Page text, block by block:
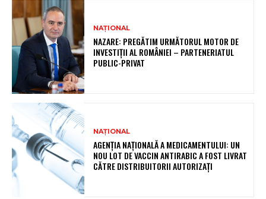
NAȚIONAL
NAZARE: PREGĂTIM URMĂTORUL MOTOR DE
INVESTIȚII AL ROMÂNIEI – PARTENERIATUL
PUBLIC-PRIVAT
NAȚIONAL
AGENȚIA NAȚIONALĂ A MEDICAMENTULUI: UN
NOU LOT DE VACCIN ANTIRABIC A FOST LIVRAT
CĂTRE DISTRIBUITORII AUTORIZAȚI